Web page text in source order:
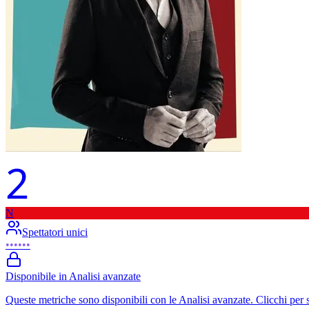
2
N
Spettatori unici
••••••
Disponibile in Analisi avanzate
Queste metriche sono disponibili con le Analisi avanzate. Clicchi per